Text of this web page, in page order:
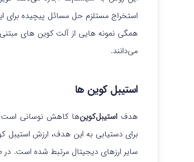
استخراج مستلزم حل مسائل پیچیده برای
همگی نمونه هایی از آلت کوین های مبتنی
می‌دانند.
استیبل کوین ها
هدف استیبل‌کوین‌ها کاهش نوسانی است که
برای دستیابی به این هدف، ارزش استیبل
سایر ارزهای دیجیتال مرتبط شده است.